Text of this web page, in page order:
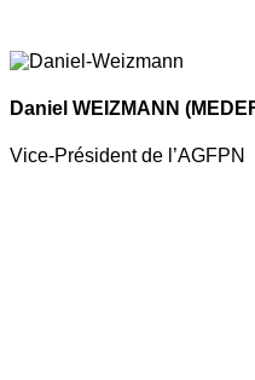
Daniel WEIZMANN
Vice-Président de l’AGFPN